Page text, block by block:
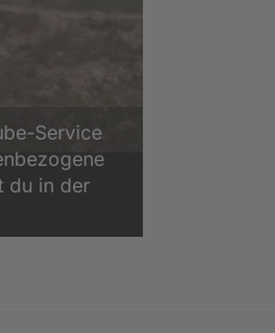
Service
du in der